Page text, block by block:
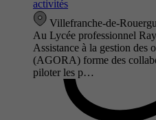
activités
Villefranche-de-
Au Lycée professionnel
Assistance à la gestion des
(AGORA) forme des
piloter les p…